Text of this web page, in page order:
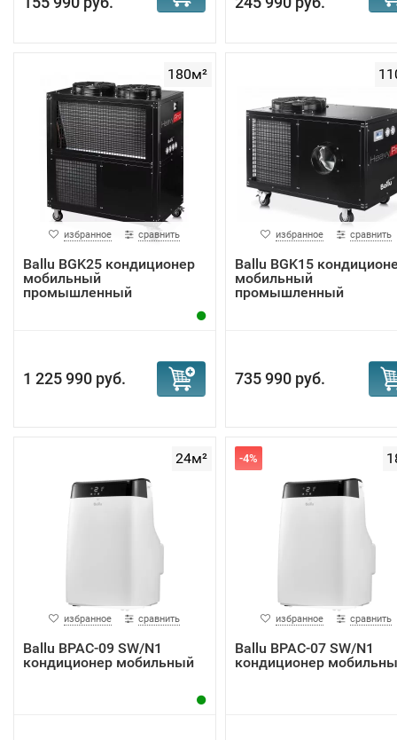
180м²
избранное сравнить
Ballu BGK25 кондиционер
мобильный
промышленный
1 225 990 руб.
избранное сравнить
Ballu BGK15
мобильный
промышленный
735 990 руб.
24м²
избранное сравнить
Ballu BPAC-09 SW/N1
кондиционер мобильный
-4%
избранное сравнить
Ballu BPAC-07 SW/N1
кондиционер